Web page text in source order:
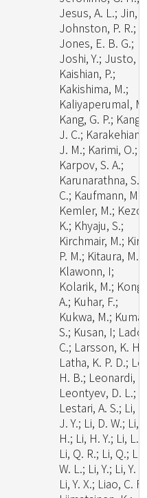
Jesus, A. L.; Jin,
Johnston, P. R.;
Jones, E. B. G.;
Joshi, Y.; Justo,
Kaishian, P.;
Kakishima, M.;
Kaliyaperumal,
Kang, G. P.; Kang,
J. C.; Karakehian,
J. M.; Karimi, O.;
Karpov, S. A.;
Karunarathna, S.
C.; Kaufmann, M.;
Kemler, M.; Kezo,
K.; Khyaju, S.;
Kirchmair, M.;
P. M.; Kitaura, M.
Klawonn, I;
Kolarik, M.; Kong,
A.; Kuhar, F.;
Kukwa, M.;
S.; Kusan, I; Lado,
C.; Larsson, K. H.;
Latha, K. P. D.;
H. B.; Leonardi,
Leontyev, D. L.;
Lestari, A. S.; Li,
J. Y.; Li, D. W.; Li,
H.; Li, H. Y.; Li, L.;
Li, Q. R.; Li, Q.; Li,
W. L.; Li, Y.; Li, Y.
Li, Y. X.; Liao, C. F.;